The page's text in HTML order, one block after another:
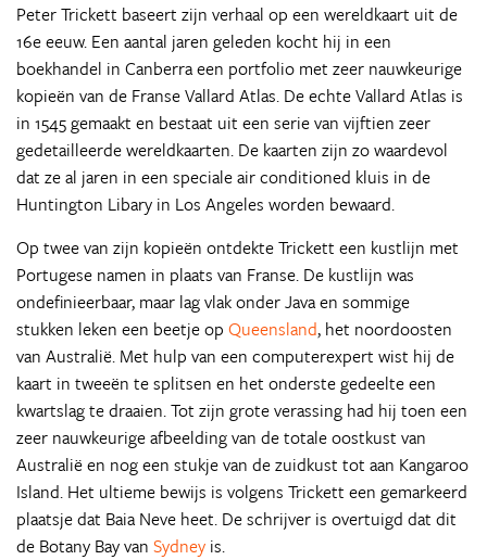
Peter Trickett baseert zijn verhaal op een wereldkaart uit de
16e eeuw. Een aantal jaren geleden kocht hij in een
boekhandel in Canberra een portfolio met zeer nauwkeurige
kopieën van de Franse Vallard Atlas. De echte Vallard Atlas is
in 1545 gemaakt en bestaat uit een serie van vijftien zeer
gedetailleerde wereldkaarten. De kaarten zijn zo waardevol
dat ze al jaren in een speciale air conditioned kluis in de
Huntington Libary in Los Angeles worden bewaard.
Op twee van zijn kopieën ontdekte Trickett een kustlijn met
Portugese namen in plaats van Franse. De kustlijn was
ondefinieerbaar, maar lag vlak onder Java en sommige
stukken leken een beetje op Queensland, het noordoosten
van Australië. Met hulp van een computerexpert wist hij de
kaart in tweeën te splitsen en het onderste gedeelte een
kwartslag te draaien. Tot zijn grote verassing had hij toen een
zeer nauwkeurige afbeelding van de totale oostkust van
Australië en nog een stukje van de zuidkust tot aan Kangaroo
Island. Het ultieme bewijs is volgens Trickett een gemarkeerd
plaatsje dat Baia Neve heet. De schrijver is overtuigd dat dit
de Botany Bay van Sydney is.